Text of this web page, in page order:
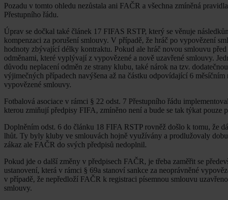
Pozadu v tomto ohledu nezůstala ani FAČR a všechna zmíněná
Přestupního řádu.
Úprav se dočkal také článek 17 FIFAS RSTP, který se věnuje
kompenzaci za porušení smlouvy. V případě, že hráč po vypovězení
hodnoty zbývající délky kontraktu. Pokud ale hráč novou smlouvu
odměnami, které vyplývají z vypovězené a nově uzavřené smlouvy.
důvodu neplacení odměn ze strany klubu, také nárok na tzv.
výjimečných případech navýšena až na částku odpovídající 6
vypovězené smlouvy.
Fotbalová asociace v rámci § 22 odst. 7 Přestupního řádu
kterou zmiňují předpisy FIFA, zmíněno není a bude se tak týkat pouze
Doplněním odst. 6 do článku 18 FIFA RSTP rovněž došlo k tomu, že
lhůt. Ty byly kluby ve smlouvách hojně využívány a prodlužovaly
zákaz ale FAČR do svých předpisů nedoplnil.
Pokud jde o další změny v předpisech FAČR, je třeba zaměřit se
ustanovení, která v rámci § 69a stanoví sankce za neoprávněné
v případě, že nepředloží FAČR k registraci písemnou smlouvu
smlouvy.